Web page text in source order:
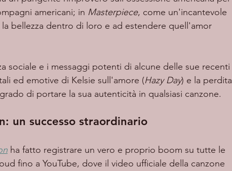
americani; in Masterpiece, come un'incantevole
bellezza dentro di loro e ad estendere quell'amor
ed emotive di Kelsie sull'amore (Hazy Day) e la perdita
di portare la sua autenticità in qualsiasi canzone.
un successo straordinario
ha fatto registrare un vero e proprio boom su tutte le
fino a YouTube, dove il video ufficiale della canzone